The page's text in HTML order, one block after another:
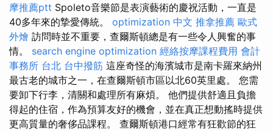
摩推薦ptt Spoleto音樂節是表演藝術的慶祝活動，一直是
40多年來的摯愛傳統。 optimization 中文 推拿推薦 歐式
外燴 訪問時並不重要，查爾斯頓總是有一些令人興奮的事
情。 search engine optimization 經絡按摩課程費用 會計
事務所 台北 台中撥筋 這座奇怪的海濱城市是南卡羅來納州
最古老的城市之一，在查爾斯頓市區以北60英里處。 您需
要卸下行李，清關和處理所有麻煩。 他們提供舒適且負擔
得起的住宿，作為預算友好的機會，並在真正想動搖時提供
更高質量的奢侈品課程。 查爾斯頓港口經常有狂歡節的狂